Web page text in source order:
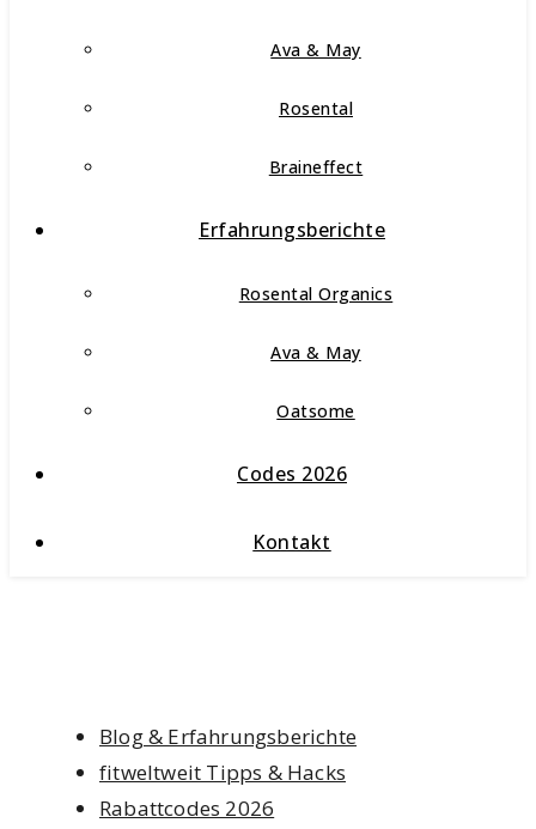
Ava & May
Rosental
Braineffect
Erfahrungsberichte
Rosental Organics
Ava & May
Oatsome
Codes 2026
Kontakt
Blog & Erfahrungsberichte
fitweltweit Tipps & Hacks
Rabattcodes 2026